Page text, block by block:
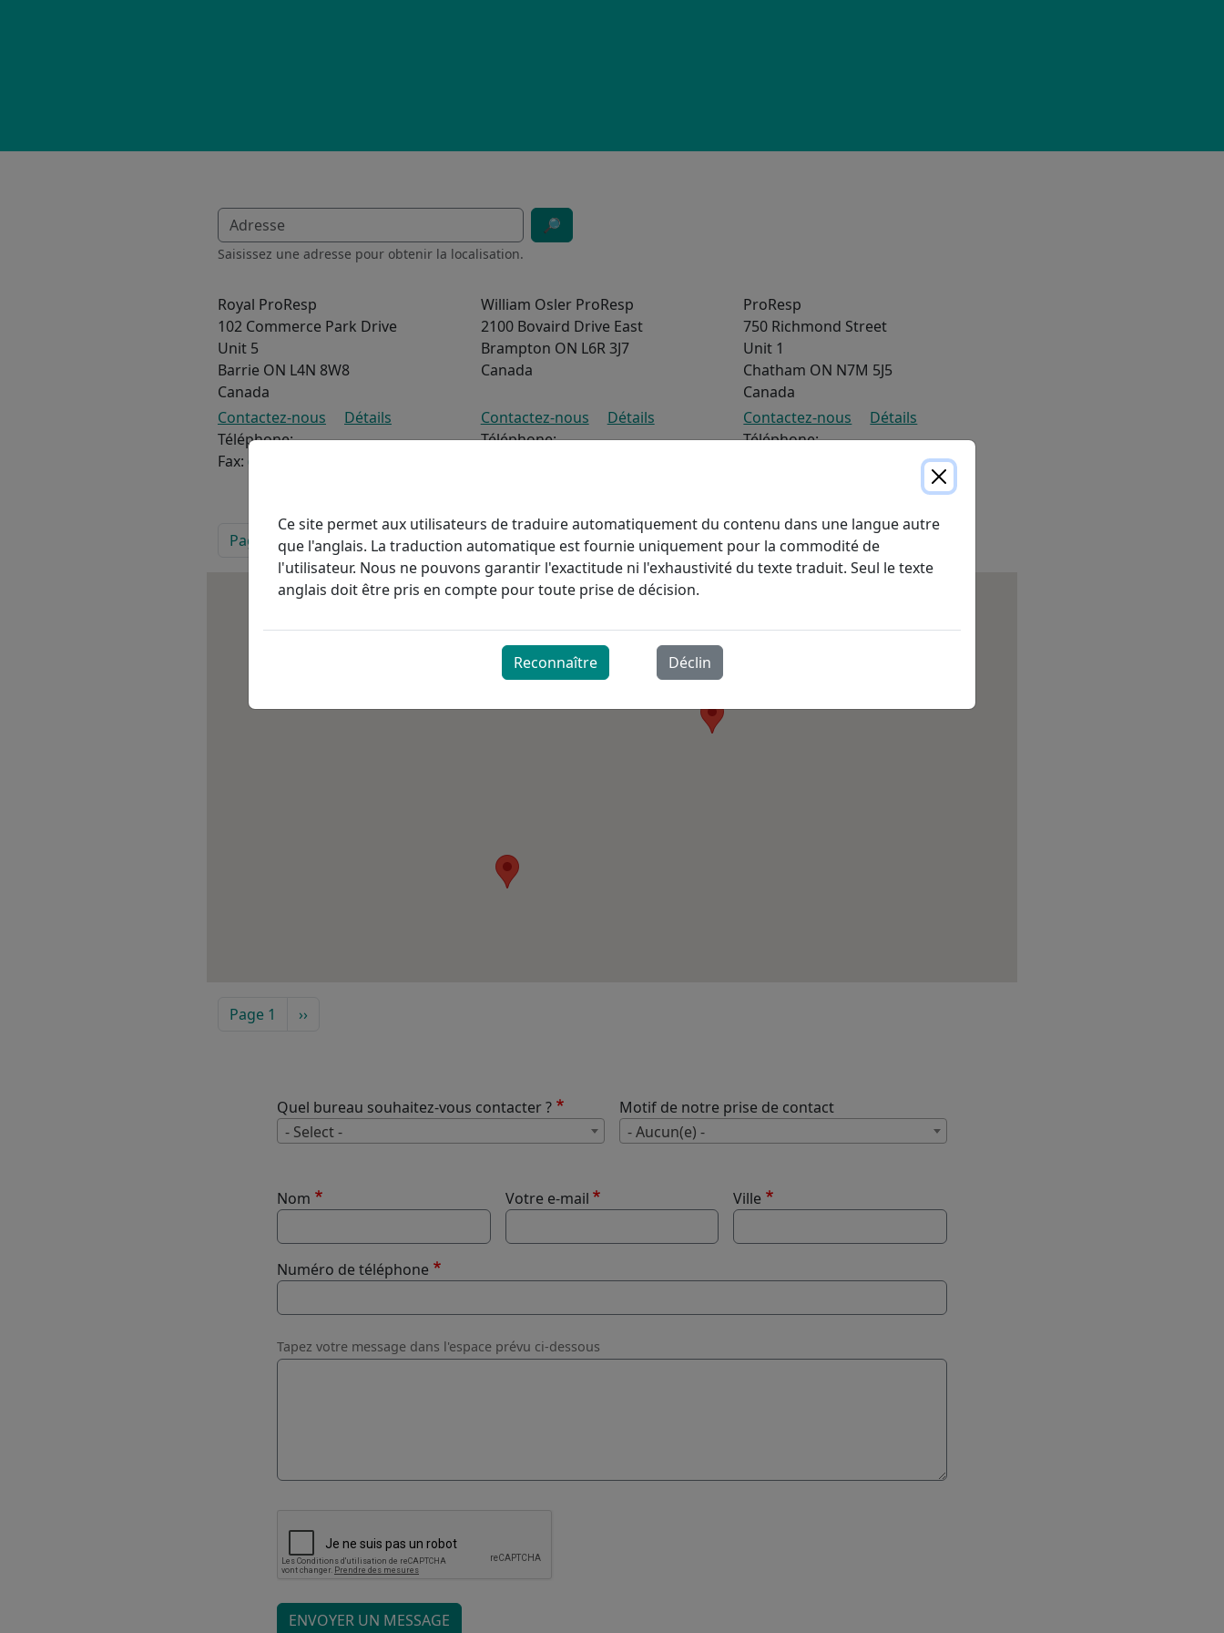
Saisissez une adresse pour obtenir la localisation.
🔎︎
Royal ProResp
102 Commerce Park Drive
Unit 5
Barrie ON L4N 8W8
Canada
Contactez-nous
Détails
Téléphone:
Fax: (705) 730-0820
William Osler ProResp
2100 Bovaird Drive East
Brampton ON L6R 3J7
Canada
Contactez-nous
Détails
Téléphone:
ProResp
750 Richmond Street
Unit 1
Chatham ON N7M 5J5
Canada
Contactez-nous
Détails
Téléphone:
PAGINATION
Page 1 Page suivante
››
PAGINATION
Page 1 Page suivante
››
Quel bureau souhaitez-vous contacter ?
- Select -
Quel bureau souhaitez-vous contacter ?
Motif de notre prise de contact
- Aucun(e) -
Nom Votre e-mail Ville
Numéro de téléphone
Message
Tapez votre message dans l'espace prévu ci-dessous
ENVOYER UN MESSAGE
Ce site permet aux utilisateurs de traduire automatiquement du contenu dans une langue autre
que l'anglais. La traduction automatique est fournie uniquement pour la commodité de
l'utilisateur. Nous ne pouvons garantir l'exactitude ni l'exhaustivité du texte traduit. Seul le texte
anglais doit être pris en compte pour toute prise de décision.
Reconnaître Déclin